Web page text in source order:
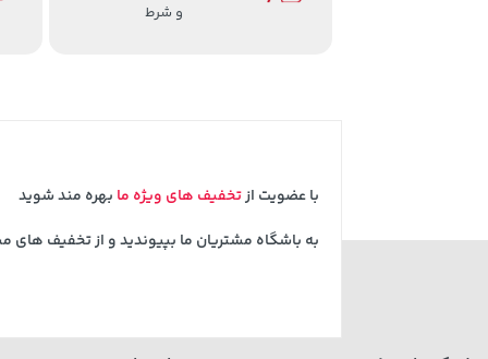
و شرط
با عضویت ازتخفیف های ویژه ما بهره مند شوید
به باشگاه مشتریان ما بپیوندید و از تخفیف های